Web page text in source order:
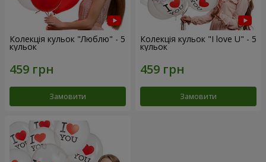
Колекція кульок "Люблю" - 5
кульок
Замовити
Колекція кульок "I love U" - 5
кульок
Замовити